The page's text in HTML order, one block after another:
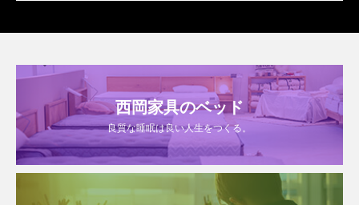
西岡家具のベッド
良質な睡眠は良い人生をつくる。